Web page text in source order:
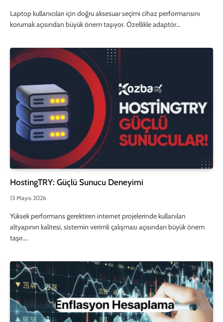
Laptop kullanıcıları için doğru aksesuar seçimi cihaz performansını
korumak açısından büyük önem taşıyor. Özellikle adaptör…
HostingTRY: Güçlü Sunucu Deneyimi
13 Mayıs 2026
Yüksek performans gerektiren internet projelerinde kullanılan
altyapının kalitesi, sistemin verimli çalışması açısından büyük önem
taşır.…